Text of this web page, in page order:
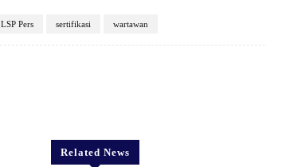
LSP Pers sertifikasi wartawan
Related News